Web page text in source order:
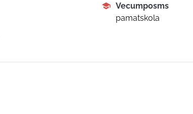
Vecumposms
pamatskola